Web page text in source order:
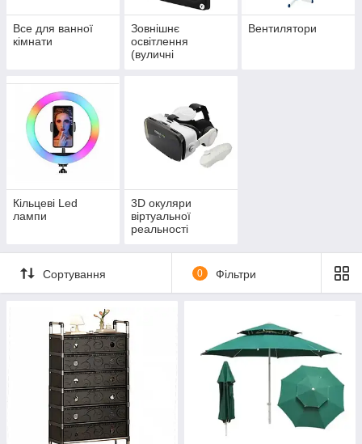
Все для ванної
кімнати
Зовнішнє
освітлення
(вуличні
Вентилятори
Кільцеві Led
лампи
3D окуляри
віртуальної
реальності
Сортування 0 Фільтри